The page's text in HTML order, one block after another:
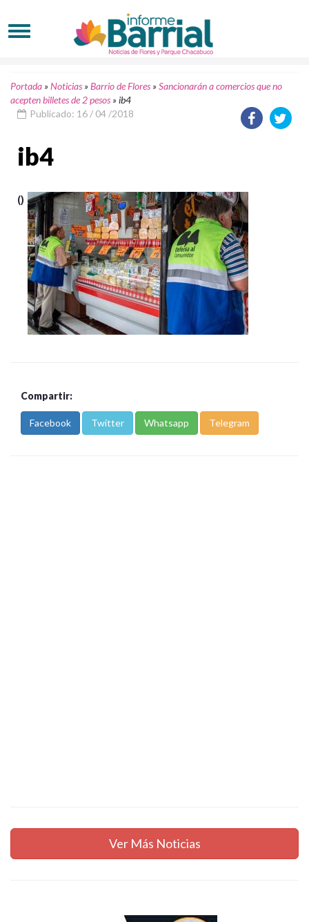
Portada »Noticias »Barrio de Flores »Sancionarán a comercios que no
acepten billetes de 2 pesos »ib4
Publicado: 16 / 04 /2018
ib4
()
Compartir:
Facebook Twitter Whatsapp Telegram
Ver Más Noticias